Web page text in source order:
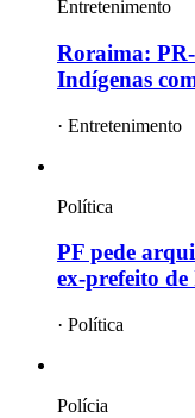
Entretenimento
Roraima:
Indígenas
· Entretenimento
Política
PF pede
ex-prefeito
· Política
Polícia